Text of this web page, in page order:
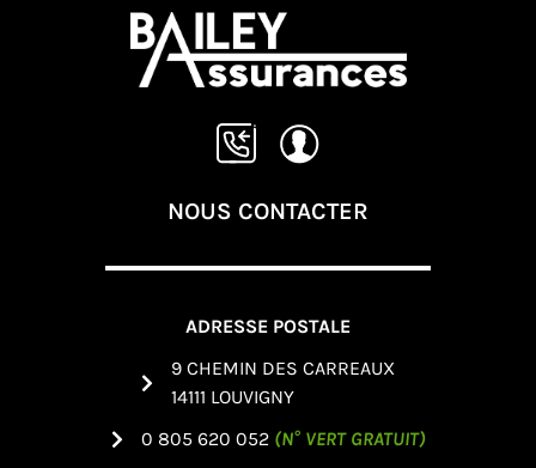
NOUS CONTACTER
ADRESSE POSTALE
9 CHEMIN DES CARREAUX
14111 LOUVIGNY
0 805 620 052 (N° VERT GRATUIT)